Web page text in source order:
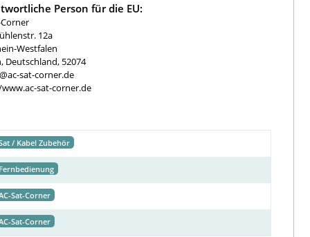
Person für die EU:
12a
Westfalen
Deutschland, 52074
sat-corner.de
sat-corner.de
/ Kabel Zubehör
Fernbedienung
Sat-Corner
Sat-Corner